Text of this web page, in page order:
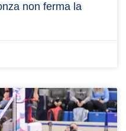
non ferma la